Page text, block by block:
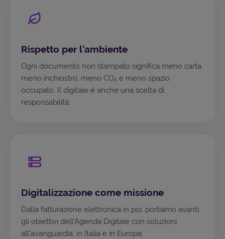
Rispetto per l'ambiente
Ogni documento non stampato significa meno carta,
meno inchiostro, meno CO₂ e meno spazio
occupato. Il digitale è anche una scelta di
responsabilità.
Digitalizzazione come missione
Dalla fatturazione elettronica in poi, portiamo avanti
gli obiettivi dell'Agenda Digitale con soluzioni
all'avanguardia, in Italia e in Europa.